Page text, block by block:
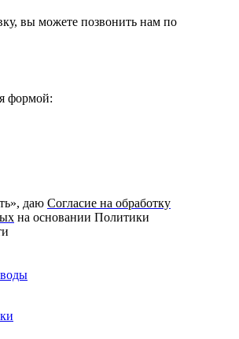
вы можете позвонить нам по
формой:
даю Согласие на обработку
на основании Политики